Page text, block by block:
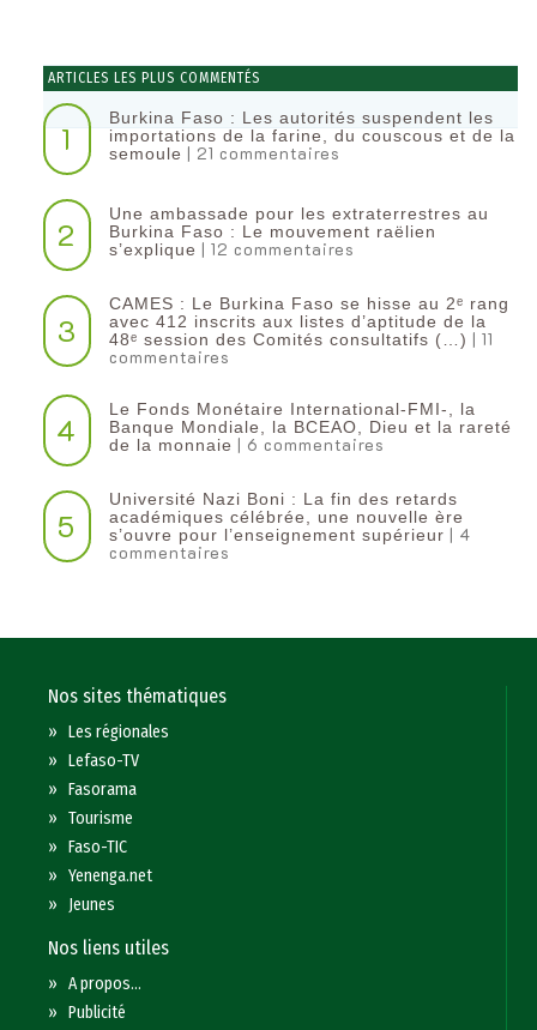
ARTICLES LES PLUS COMMENTÉS
1
Burkina Faso : Les autorités suspendent les
importations de la farine, du couscous et de la
semoule | 21 commentaires
2
Une ambassade pour les extraterrestres au
Burkina Faso : Le mouvement raëlien
s’explique | 12 commentaires
3
CAMES : Le Burkina Faso se hisse au 2ᵉ rang
avec 412 inscrits aux listes d’aptitude de la
48ᵉ session des Comités consultatifs (…) | 11
commentaires
4
Le Fonds Monétaire International-FMI-, la
Banque Mondiale, la BCEAO, Dieu et la rareté
de la monnaie | 6 commentaires
5
Université Nazi Boni : La fin des retards
académiques célébrée, une nouvelle ère
s’ouvre pour l’enseignement supérieur | 4
commentaires
Nos sites thématiques
»Les régionales
»Lefaso-TV
»Fasorama
»Tourisme
»Faso-TIC
»Yenenga.net
» Jeunes
Nos liens utiles
»A propos...
»Publicité